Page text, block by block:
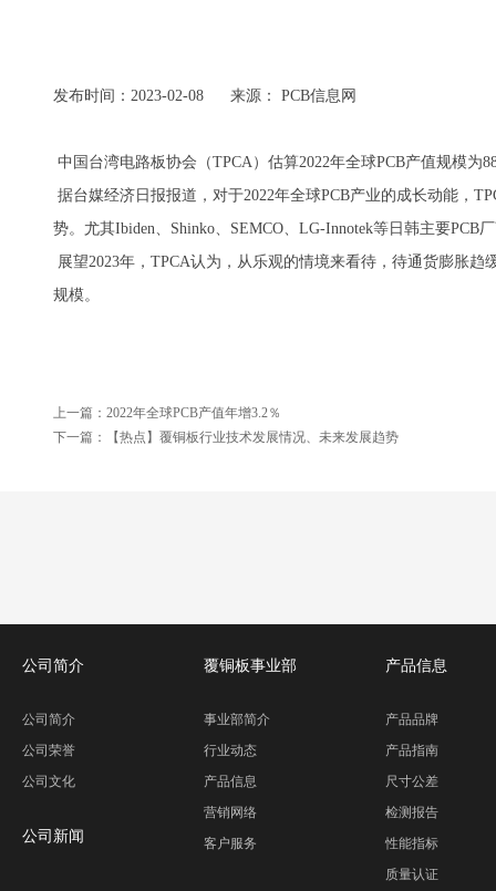
发布时间：2023-02-08 来源： PCB信息网
中国台湾电路板协会（TPCA）估算2022年全球PCB产值规模为
据台媒经济日报报道，对于2022年全球PCB产业的成长动能，
势。尤其Ibiden、Shinko、SEMCO、LG-Innotek等日韩主要
展望2023年，TPCA认为，从乐观的情境来看待，待通货膨胀
规模。
上一篇： 2022年全球PCB产值年增3.2％
下一篇：
【热点】覆铜板行业技术发展情况、未来发展趋势
公司简介
公司简介
公司荣誉
公司文化
公司新闻
覆铜板事业部
事业部简介
行业动态
产品信息
营销网络
客户服务
产品信息
产品品牌
产品指南
尺寸公差
检测报告
性能指标
质量认证